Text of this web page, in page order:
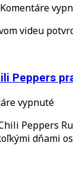
Komentáre
videu
Peppers
vypnuténa
Red
Peppers
dňami